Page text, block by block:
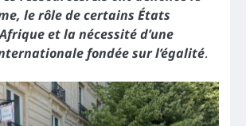
le rôle de certains États
et la nécessité d’une
fondée sur l’égalité.